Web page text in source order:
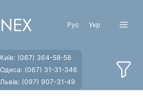
Рус Укр
Київ: (067) 364-58-58
Одеса: (067) 31-31-346
Львів: (097) 907-31-49